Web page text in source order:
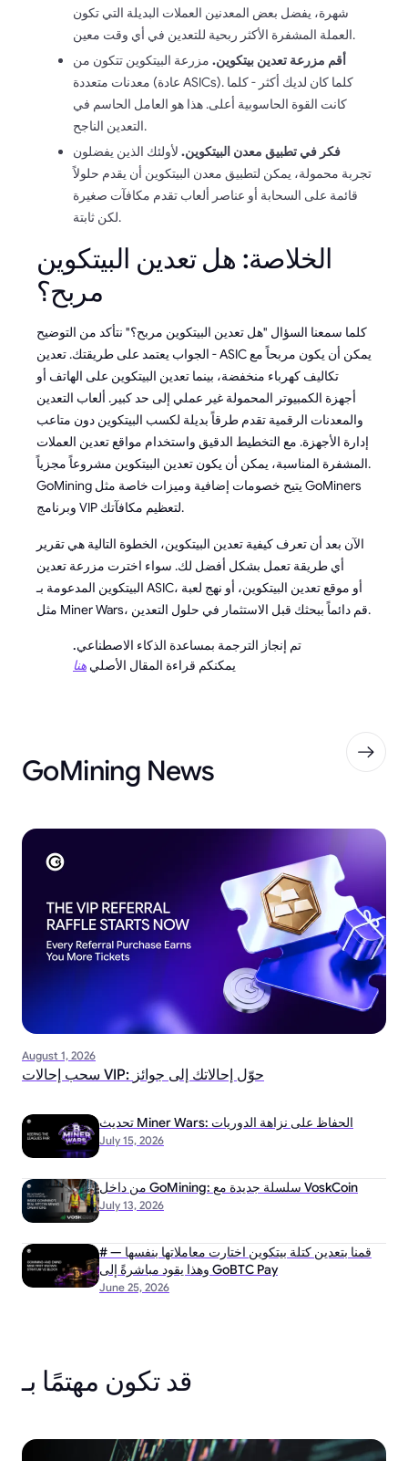
شهرة، يفضل بعض المعدنين العملات البديلة التي تكون
العملة المشفرة الأكثر ربحية للتعدين في أي وقت معين.
أقم مزرعة تعدين بيتكوين. مزرعة البيتكوين تتكون من
معدنات متعددة (عادة ASICs). كلما كان لديك أكثر - كلما
كانت القوة الحاسوبية أعلى. هذا هو العامل الحاسم في
التعدين الناجح.
فكر في تطبيق معدن البيتكوين. لأولئك الذين يفضلون
تجربة محمولة، يمكن لتطبيق معدن البيتكوين أن يقدم حلولاً
قائمة على السحابة أو عناصر ألعاب تقدم مكافآت صغيرة
لكن ثابتة.
الخلاصة: هل تعدين البيتكوين
مربح؟
كلما سمعنا السؤال "هل تعدين البيتكوين مربح؟" نتأكد من التوضيح
- الجواب يعتمد على طريقتك. تعدين ASIC يمكن أن يكون مربحاً مع
تكاليف كهرباء منخفضة، بينما تعدين البيتكوين على الهاتف أو
أجهزة الكمبيوتر المحمولة غير عملي إلى حد كبير. ألعاب التعدين
والمعدنات الرقمية تقدم طرقاً بديلة لكسب البيتكوين دون متاعب
إدارة الأجهزة. مع التخطيط الدقيق واستخدام مواقع تعدين العملات
المشفرة المناسبة، يمكن أن يكون تعدين البيتكوين مشروعاً مجزياً.
GoMining يتيح خصومات إضافية وميزات خاصة مثل GoMiners
وبرنامج VIP لتعظيم مكافآتك.
الآن بعد أن تعرف كيفية تعدين البيتكوين، الخطوة التالية هي تقرير
أي طريقة تعمل بشكل أفضل لك. سواء اخترت مزرعة تعدين
البيتكوين المدعومة بـ ASIC، أو موقع تعدين البيتكوين، أو نهج لعبة
مثل Miner Wars، قم دائماً ببحثك قبل الاستثمار في حلول التعدين.
تم إنجاز الترجمة بمساعدة الذكاء الاصطناعي.
يمكنكم قراءة المقال الأصلي هنا
GoMining News
August 1, 2026
سحب إحالات VIP: حوّل إحالاتك إلى جوائز
July 15, 2026
تحديث Miner Wars: الحفاظ على نزاهة الدوريات
July 13, 2026
من داخل GoMining: سلسلة جديدة مع VoskCoin
June 25, 2026
# قمنا بتعدين كتلة بيتكوين اختارت معاملاتها بنفسها —
وهذا يقود مباشرةً إلى GoBTC Pay
قد تكون مهتمًا بـ